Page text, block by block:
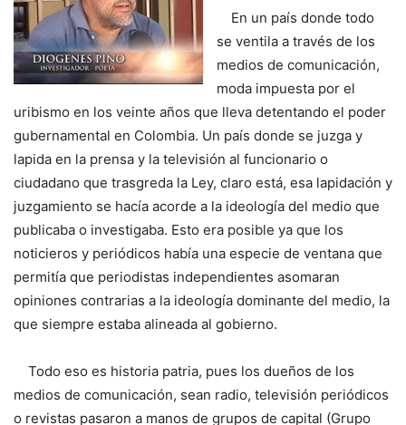
En un país donde todo
se ventila a través de los
medios de comunicación,
moda impuesta por el
uribismo en los veinte años que lleva detentando el poder
gubernamental en Colombia. Un país donde se juzga y
lapida en la prensa y la televisión al funcionario o
ciudadano que trasgreda la Ley, claro está, esa lapidación y
juzgamiento se hacía acorde a la ideología del medio que
publicaba o investigaba. Esto era posible ya que los
noticieros y periódicos había una especie de ventana que
permitía que periodistas independientes asomaran
opiniones contrarias a la ideología dominante del medio, la
que siempre estaba alineada al gobierno.
Todo eso es historia patria, pues los dueños de los
medios de comunicación, sean radio, televisión periódicos
o revistas pasaron a manos de grupos de capital (Grupo